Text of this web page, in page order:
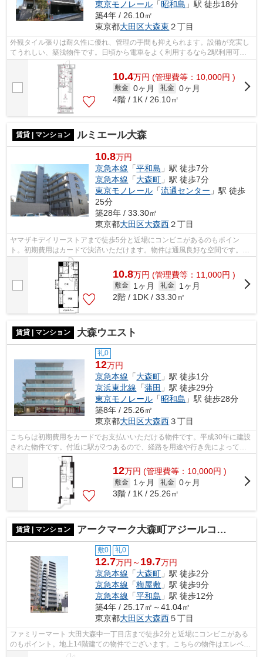
東京モノレール 「昭和島 」駅 徒歩18分
築4年 / 26.10㎡
東京都大田区大森東 ２丁目
外観タイル張りは耐久性に優れ、管理の手間も抑えられます。設備が充実し
てうれしい、築浅物件です。日頃から電車をよく利用するなら2駅利用可能
な物件はいかがでしょうか。駅まで徒歩...
10.4万円 (管理費等：10,000円 )
敷金 0ヶ月 礼金 0ヶ月
4階 / 1K / 26.10㎡
賃貸 | マンション ルミエール大森
10.8万円
京急本線 「平和島 」駅 徒歩7分
京急本線 「大森町 」駅 徒歩7分
東京モノレール 「流通センター 」駅 徒歩
25分
築28年 / 33.30㎡
東京都大田区大森西２丁目
ヤマザキデイリーストアまで徒歩5分と近場にコンビニがあるのもポイン
ト。初期費用はカードで決済いただけます。物件は通風良好な空間です。駅
から徒歩7分の位置にある物件なので、ア...
10.8万円 (管理費等：11,000円 )
敷金 1ヶ月 礼金
1ヶ月
2階 / 1DK / 33.30㎡
賃貸 | マンション 大森ウエスト
礼0
12万円
京急本線 「大森町 」駅 徒歩1分
京浜東北線 「蒲田 」駅 徒歩29分
東京モノレール 「昭和島 」駅 徒歩28分
築8年 / 25.26㎡
東京都大田区大森西３丁目
こちらは初期費用をカードでお支払いいただける物件です。平成30年に建設
された物件です。付近に駅が2つあるので、経路を用途や行き先によって選
べる物件です。共用部にはエレベータ・...
12万円 (管理費等：10,000円 )
敷金 1ヶ月 礼金 0ヶ月
3階 / 1K / 25.26㎡
賃貸 | マンション アークマーク大森町アジールコート
敷0 礼0
12.7万円～ 19.7万円
京急本線 「大森町 」駅 徒歩2分
京急本線 「梅屋敷 」駅 徒歩9分
京急本線 「平和島 」駅 徒歩12分
築4年 / 25.17㎡～41.04㎡
東京都大田区大森西５丁目
ファミリーマート 大田大森中一丁目店まで徒歩2分と近場にコンビニがある
のもポイント。地上14階建ての物件でございます。こちらの物件はエレベー
ター付きです。駅から徒歩2分というア...